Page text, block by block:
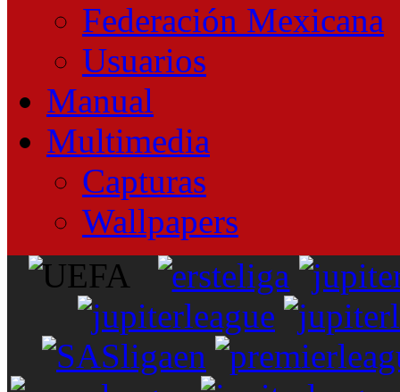
Federación Mexicana
Usuarios
Manual
Multimedia
Capturas
Wallpapers